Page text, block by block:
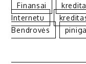
Finansai
Internetu
Bendrovės